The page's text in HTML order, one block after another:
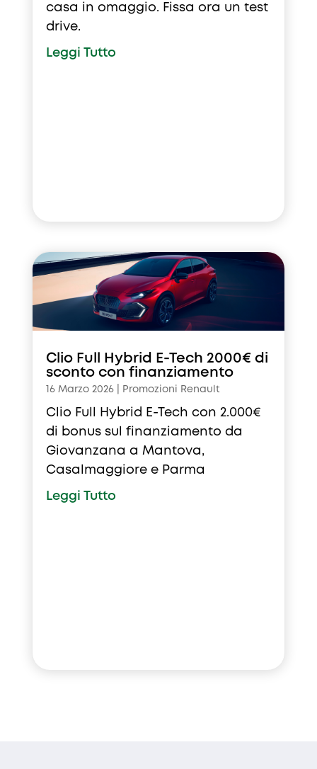
casa in omaggio. Fissa ora un test
drive.
Leggi Tutto
Clio Full Hybrid E-Tech 2000€ di
sconto con finanziamento
16 Marzo 2026| Promozioni Renault
Clio Full Hybrid E-Tech con 2.000€
di bonus sul finanziamento da
Giovanzana a Mantova,
Casalmaggiore e Parma
Leggi Tutto